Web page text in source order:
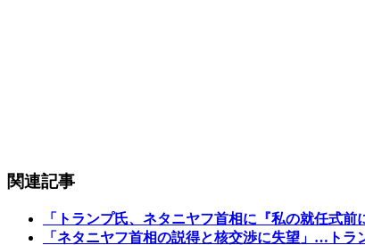
関連記事
「トランプ氏、ネタニヤフ首相に『私の就任式前
「ネタニヤフ首相の説得と核交渉に失望」…トラ